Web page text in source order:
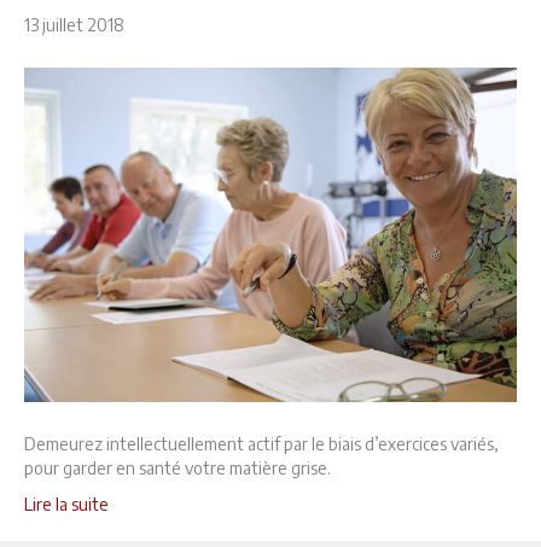
13 juillet 2018
Demeurez intellectuellement actif par le biais d’exercices variés,
pour garder en santé votre matière grise.
Lire la suite